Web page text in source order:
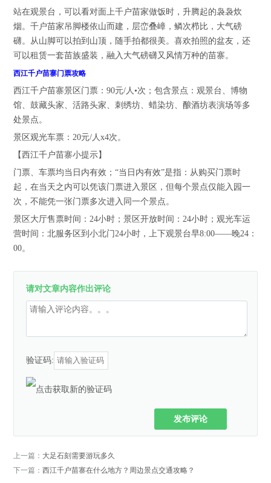
站在观景台，可以看对面上千户苗家做饭时，升腾起的袅袅炊
烟。千户苗家吊脚楼依山而建，层峦叠嶂，鳞次栉比，大气磅
礴。从山脚可以拍到山顶，随手拍都很美。喜欢拍照的盆友，还
可以租赁一套苗族盛装，融入大气磅礴又风情万种的苗寨。
西江千户苗寨门票攻略
西江千户苗寨景区门票：90元/人•次；包含景点：观景台、博物
馆、鼓藏头家、活路头家、刺绣坊、蜡染坊、酿酒坊表演场等多
处景点。
景区观光车票：20元/人x4次。
【西江千户苗寨小提示】
门票、车票均当日内有效；“当日内有效”是指：从购买门票时
起，在当天之内可以凭该门票进入景区，但每个景点仅能入园一
次，不能凭一张门票多次进入同一个景点。
景区大厅售票时间：24小时；景区开放时间：24小时；观光车运
营时间：北服务区到小北门24小时，上下观景台早8:00——晚24：
00。
请对文章内容作出评论
验证码:
发布评论
上一篇： 大足石刻需要游玩多久
下一篇：西江千户苗寨在什么地方？周边景点交通攻略？